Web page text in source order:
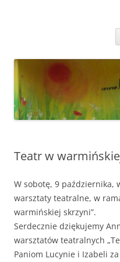
Teatr w
W sobotę, 9 października,
warsztaty teatralne, w
warmińskiej skrzyni”.
Serdecznie dziękujemy
warsztatów teatralnych
Paniom Lucynie i Izabeli